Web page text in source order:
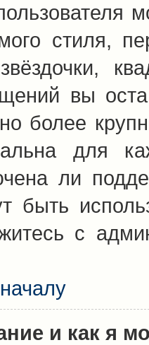
стиля,
вы
более
для
ли
быть
с
и как я